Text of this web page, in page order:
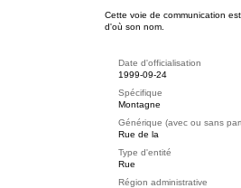
Cette voie de communication
d'où son nom.
Date d'officialisation
1999-09-24
Spécifique
Montagne
Générique (avec ou sans
Rue de la
Type d'entité
Rue
Région administrative